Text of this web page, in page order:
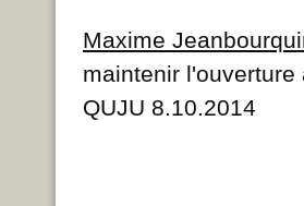
Maxime
maintenir
QUJU 8.10.2014